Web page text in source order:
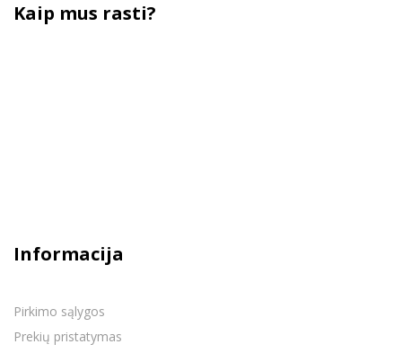
Kaip mus rasti?
Informacija
Pirkimo sąlygos
Prekių pristatymas